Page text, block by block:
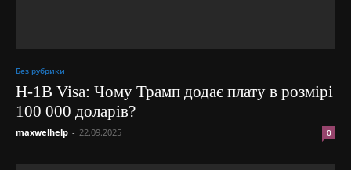
Без рубрики
H-1B Visa: Чому Трамп додає плату в розмірі
100 000 доларів?
maxwelhelp - 22.09.2025 0